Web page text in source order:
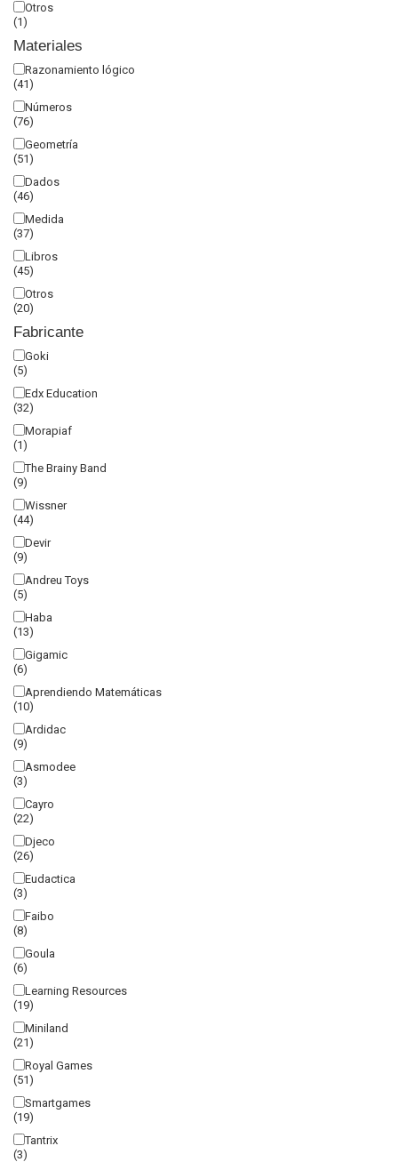
Otros
(1)
Materiales
Razonamiento lógico
(41)
Números
(76)
Geometría
(51)
Dados
(46)
Medida
(37)
Libros
(45)
Otros
(20)
Fabricante
Goki
(5)
Edx Education
(32)
Morapiaf
(1)
The Brainy Band
(9)
Wissner
(44)
Devir
(9)
Andreu Toys
(5)
Haba
(13)
Gigamic
(6)
Aprendiendo Matemáticas
(10)
Ardidac
(9)
Asmodee
(3)
Cayro
(22)
Djeco
(26)
Eudactica
(3)
Faibo
(8)
Goula
(6)
Learning Resources
(19)
Miniland
(21)
Royal Games
(51)
Smartgames
(19)
Tantrix
(3)